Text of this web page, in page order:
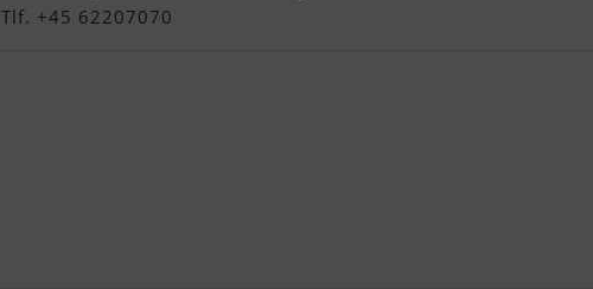
Tlf. +45 62207070